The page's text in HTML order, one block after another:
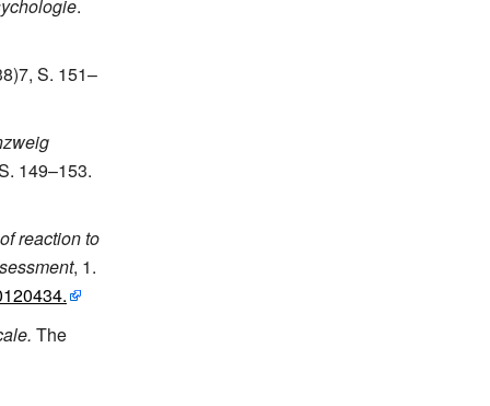
.
S. 151–
149–153.
reaction to
, 1.
The